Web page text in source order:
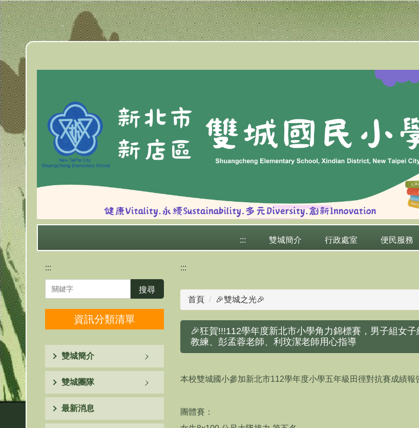
跳
到
主
要
內
容
區
::: 雙城簡介 行政處室 便民服務
:::
搜尋
資訊分類清單
雙城簡介
雙城團隊
最新消息
:::
首頁 🎉雙城之光🎉
🎉狂賀!!!112學年度新北市小學角力錦標賽，男子組女
教練、彭孟蓉老師、利玟潔老師用心指導
本校雙城國小參加新北市112學年度小學五年級田徑對抗賽成績報
團體賽：